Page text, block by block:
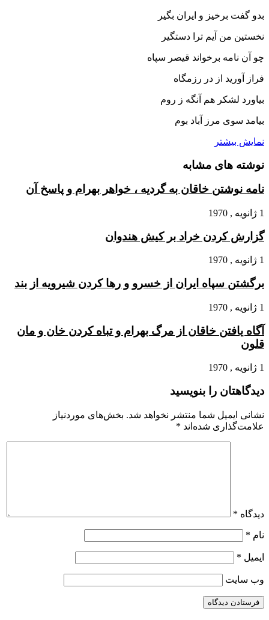
بدو گفت برخیز و ایران بگیر
نخستین من آیم ترا دستگیر
چو آن نامه برخواند قیصر سپاه
فراز آورید از در رزمگاه‏
بیاورد لشکر هم آنگه ز روم
بیامد سوى مرز آباد بوم‏
نمایش بیشتر
نوشته های مشابه
نامه نوشتن خاقان به گردیه ، خواهر بهرام و پاسخ آن
1 ژانویه , 1970
گزارش کردن خراد بر کیش هندوان
1 ژانویه , 1970
برگشتن سپاه ایران از خسرو و رها کردن شیرویه از بند
1 ژانویه , 1970
آگاه یافتن خاقان از مرگ بهرام و تباه کردن خان و مان
قلون
1 ژانویه , 1970
دیدگاهتان را بنویسید
نشانی ایمیل شما منتشر نخواهد شد. بخش‌های موردنیاز
علامت‌گذاری شده‌اند *
دیدگاه *
نام *
ایمیل *
وب‌ سایت